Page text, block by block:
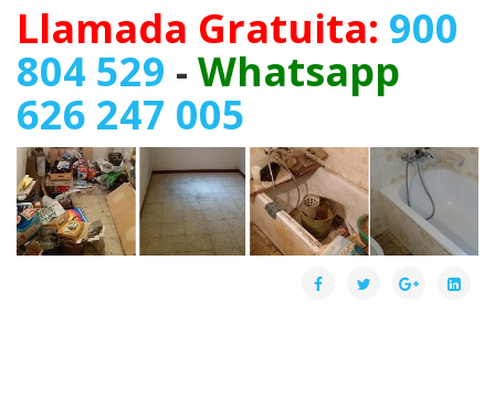
Llamada Gratuita: 900
804 529 - Whatsapp
626 247 005